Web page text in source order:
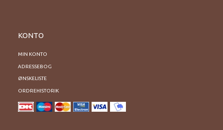
KONTO
MIN KONTO
ADRESSEBOG
ØNSKELISTE
ORDREHISTORIK